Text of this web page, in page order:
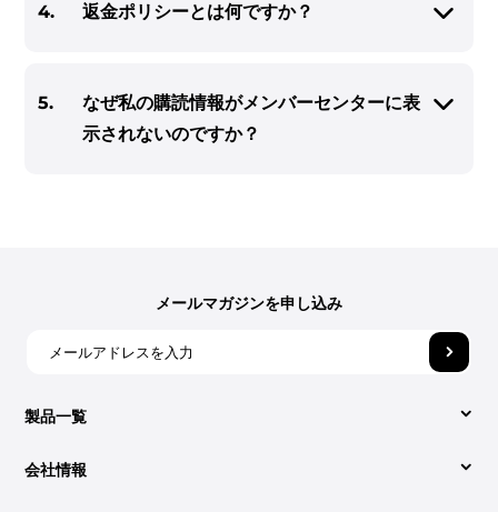
4. 返金ポリシーとは何ですか？
5.
なぜ私の購読情報がメンバーセンターに表
示されないのですか？
製品一覧
Video Converter
会社情報
メールマガジンを申し込み